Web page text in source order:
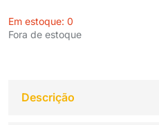
Em estoque: 0
Fora de estoque
Descrição